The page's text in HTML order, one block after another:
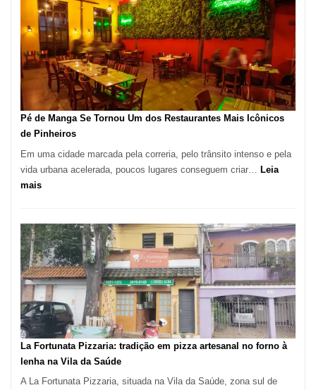
Pé de Manga Se Tornou Um dos Restaurantes Mais Icônicos
de Pinheiros
Em uma cidade marcada pela correria, pelo trânsito intenso e pela
vida urbana acelerada, poucos lugares conseguem criar… Leia
mais:
Manga
Se
Tornou
Um
dos
Restaurantes
Mais
Icônicos
La Fortunata Pizzaria: tradição em pizza artesanal no forno à
lenha na Vila da Saúde
A La Fortunata Pizzaria, situada na Vila da Saúde, zona sul de